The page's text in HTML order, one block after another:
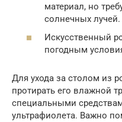
материал, но
солнечных лучей.
Искусственный
погодным
Для ухода за столом из
протирать его влажной
специальными
ультрафиолета. Важно